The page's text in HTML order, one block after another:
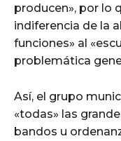
producen», por lo
indiferencia de la
funciones» al
problemática
Así, el grupo
«todas» las
bandos u